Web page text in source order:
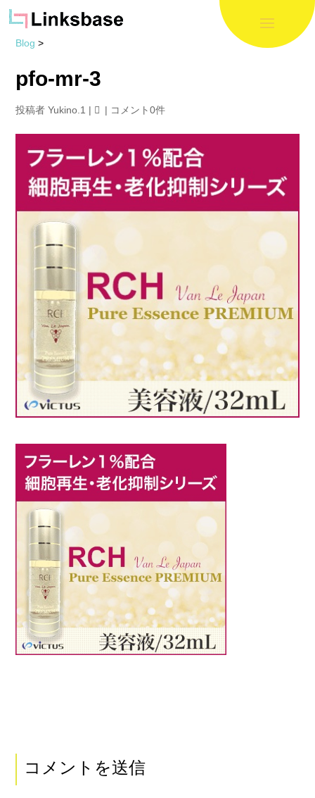
Blog >
pfo-mr-3
投稿者Yukino.1 | | コメント0件
コメントを送信